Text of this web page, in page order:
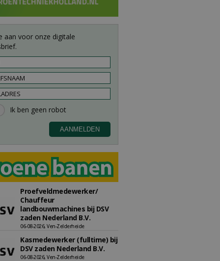
aan voor onze digitale
Proefveldmedewerker/
Chauffeur
landbouwmachines bij DSV
zaden Nederland B.V.
06-08-2026, Ven-Zelderheide
Kasmedewerker (fulltime) bij
DSV zaden Nederland B.V.
06-08-2026, Ven-Zelderheide